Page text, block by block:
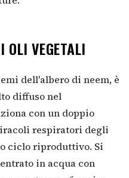
OLI VEGETALI
dell'albero di neem, è
diffuso nel
con un doppio
respiratori degli
ciclo riproduttivo. Si
in acqua con